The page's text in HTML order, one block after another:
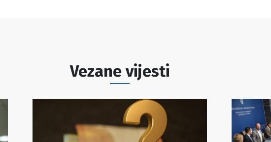
Vezane vijesti